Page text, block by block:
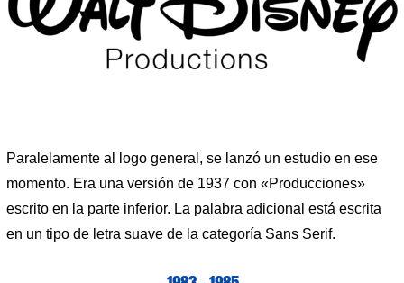
Paralelamente al logo general, se lanzó un estudio en ese
momento. Era una versión de 1937 con «Producciones»
escrito en la parte inferior. La palabra adicional está escrita
en un tipo de letra suave de la categoría Sans Serif.